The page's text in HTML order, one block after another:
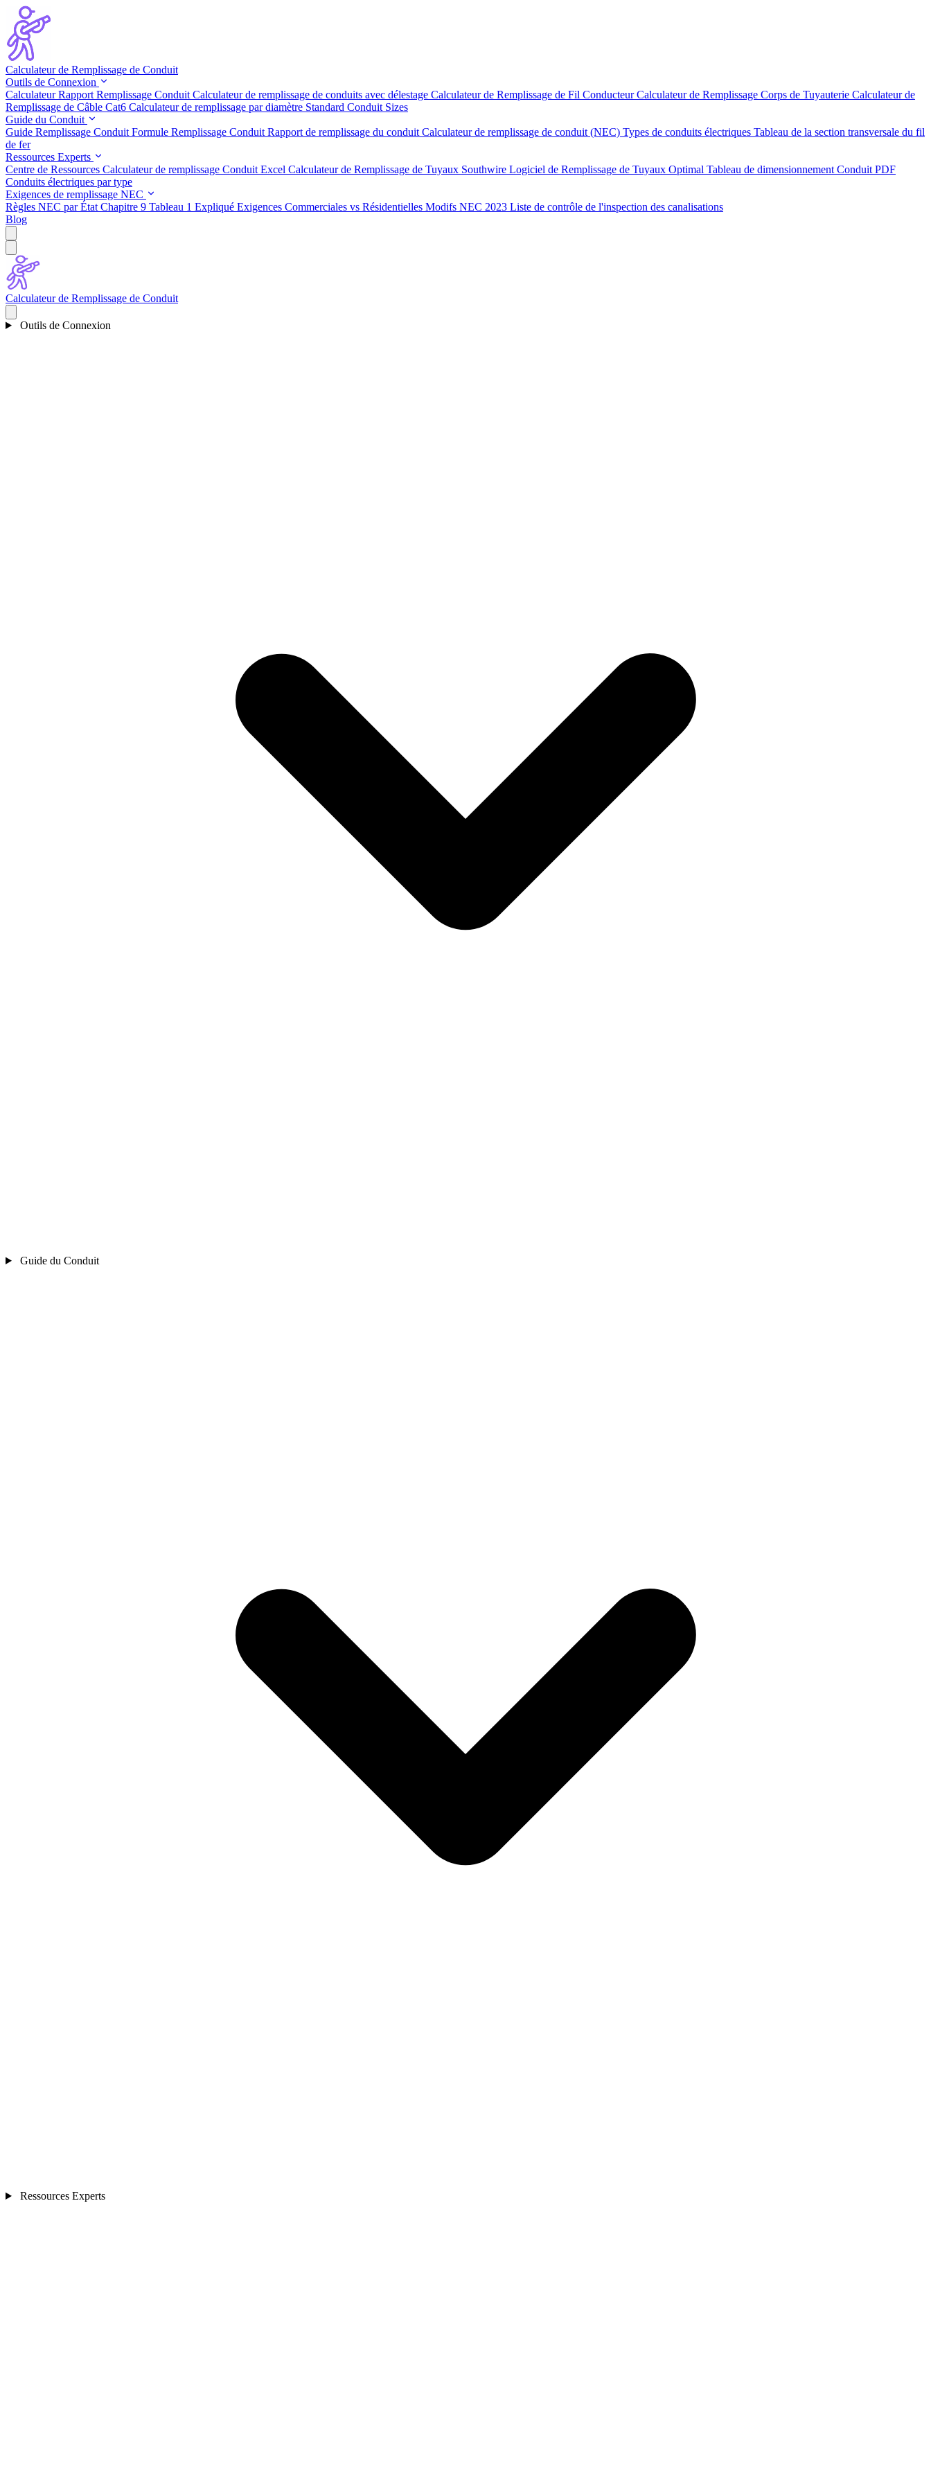
Calculateur de Remplissage de Conduit
Outils de Connexion
Calculateur Rapport Remplissage Conduit Calculateur de remplissage de conduits avec délestage Calculateur de Remplissage de Fil ConducteurCalculateur de Remplissage Corps de Tuyauterie Calculateur de
Remplissage de Câble Cat6 Calculateur de remplissage par diamètre Standard Conduit Sizes
Guide du Conduit
Guide Remplissage Conduit Formule Remplissage Conduit Rapport de remplissage du conduit Calculateur de remplissage de conduit (NEC) Types de conduits électriques Tableau de la section transversale du fil
de fer
Ressources Experts
Centre de Ressources Calculateur de remplissage Conduit Excel Calculateur de Remplissage de Tuyaux Southwire Logiciel de Remplissage de Tuyaux Optimal Tableau de dimensionnement Conduit PDF
Conduits électriques par type
Exigences de remplissage NEC
Règles NEC par État Chapitre 9 Tableau 1 Expliqué Exigences Commerciales vs Résidentielles Modifs NEC 2023 Liste de contrôle de l'inspection des canalisations
Blog
Calculateur de Remplissage de Conduit
Outils de Connexion
Guide du Conduit
Ressources Experts